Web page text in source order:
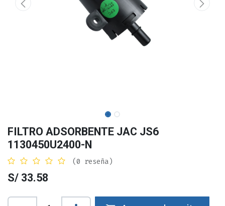
FILTRO ADSORBENTE JAC JS6
1130450U2400-N
(0 reseña)
S/ 33.58